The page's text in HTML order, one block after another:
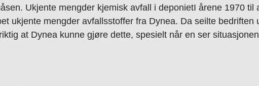
Ukjente mengder kjemisk avfall i deponietI årene 1970 til
ukjente mengder avfallsstoffer fra Dynea. Da seilte bedriften
at Dynea kunne gjøre dette, spesielt når en ser